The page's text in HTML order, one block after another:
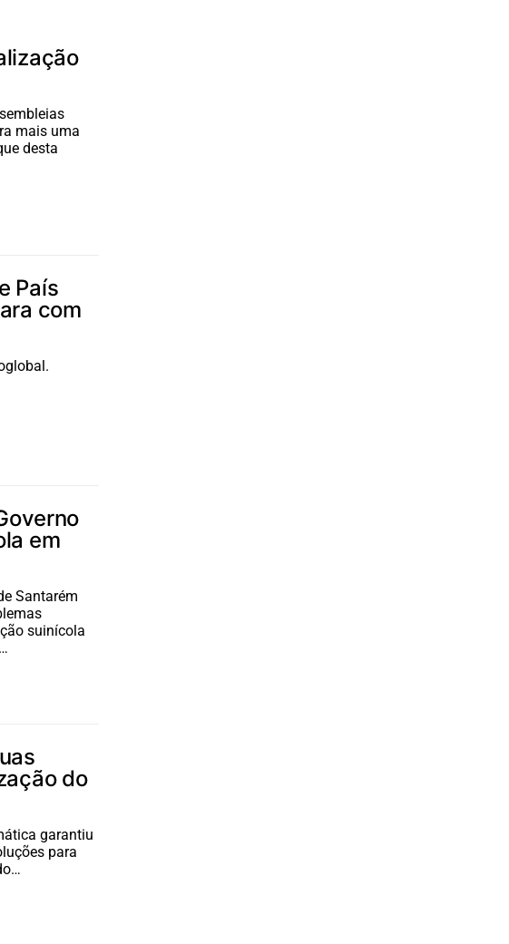
mais uma
desta
País
com
em
Santarém
suinícola
do
garantiu
para